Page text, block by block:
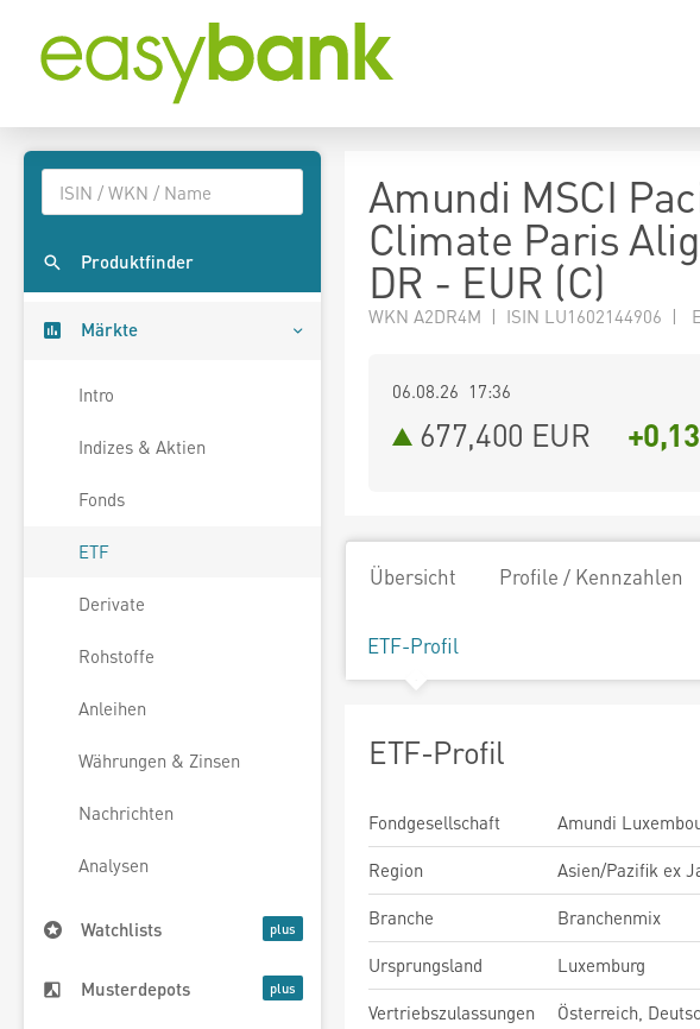
Produktfinder
Märkte
Intro
Indizes & Aktien
Fonds
ETF
Derivate
Rohstoffe
Anleihen
Währungen & Zinsen
Nachrichten
Analysen
Watchlists
Musterdepots
Amundi MSCI
Climate Paris
DR - EUR (C)
WKN A2DR4M | ISIN LU1602144906 |
06.08.26 17:36
677,400 EUR
Übersicht Profile / Kennzahlen
ETF-Profil
ETF-Profil
Fondgesellschaft
Amundi
Region
Asien/Pazifik ex
Branche
Branchenmix
Ursprungsland
Luxemburg
Vertriebszulassungen
Österreich,